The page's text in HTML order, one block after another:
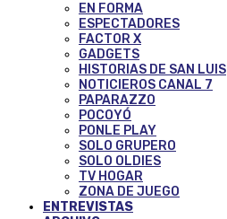
EN FORMA
ESPECTADORES
FACTOR X
GADGETS
HISTORIAS DE SAN LUIS
NOTICIEROS CANAL 7
PAPARAZZO
POCOYÓ
PONLE PLAY
SOLO GRUPERO
SOLO OLDIES
TV HOGAR
ZONA DE JUEGO
ENTREVISTAS